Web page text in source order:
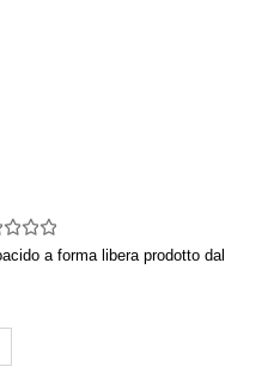
a forma libera prodotto dal